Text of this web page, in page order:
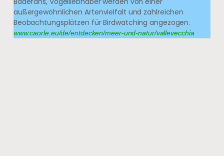
außergewöhnlichen Artenvielfalt und zahlreichen
Beobachtungsplätzen für Birdwatching angezogen.
www.caorle.eu/de/entdecken/meer-und-natur/vallevecchia